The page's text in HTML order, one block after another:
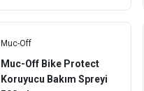
Muc-Off
Muc-Off Bike Protect
Koruyucu Bakım Spreyi